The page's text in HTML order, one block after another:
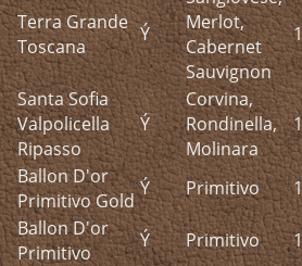
Terra Grande
Toscana
Ý
Merlot,
Cabernet
Sauvignon
Santa Sofia
Valpolicella
Ripasso
Ý
Corvina,
Rondinella,
Molinara
Ballon D'or
Primitivo Gold
Ý Primitivo
Ballon D'or
Primitivo
Ý Primitivo